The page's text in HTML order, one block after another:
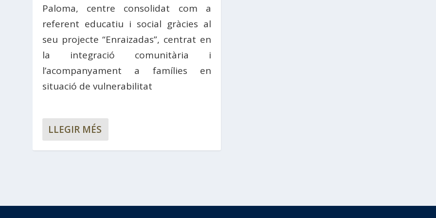
Paloma, centre consolidat com a
referent educatiu i social gràcies al
seu projecte “Enraizadas”, centrat en
la integració comunitària i
l’acompanyament a famílies en
situació de vulnerabilitat
LLEGIR MÉS